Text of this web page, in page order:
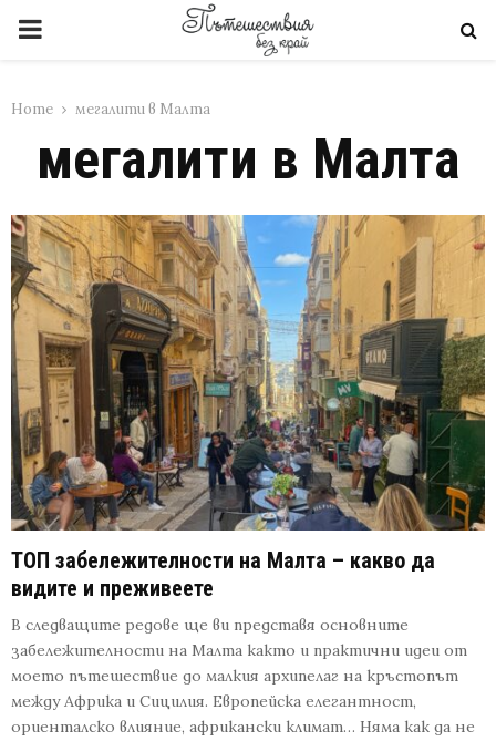
PRIMARY
Home мегалити в Малта
мегалити в Малта
ТОП забележителности на Малта – какво да
видите и преживеете
В следващите редове ще ви представя основните
забележителности на Малта както и практични идеи от
моето пътешествие до малкия архипелаг на кръстопът
между Африка и Сицилия. Европейска елегантност,
ориенталско влияние, африкански климат… Няма как да не